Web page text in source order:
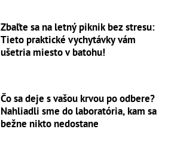
Zbaľte sa na letný piknik bez stresu:
Tieto praktické vychytávky vám
ušetria miesto v batohu!
Čo sa deje s vašou krvou po odbere?
Nahliadli sme do laboratória, kam sa
bežne nikto nedostane